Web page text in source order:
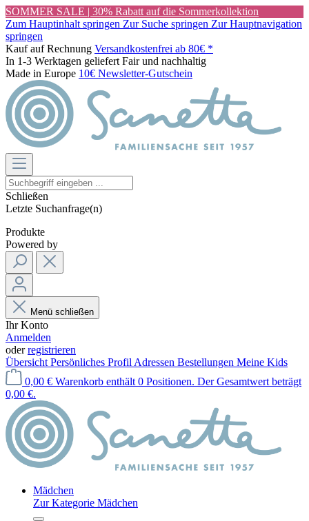
SOMMER SALE | 30% Rabatt auf die Sommerkollektion
Zum Hauptinhalt springen Zur Suche springen Zur Hauptnavigation
springen
Kauf auf Rechnung Versandkostenfrei ab 80€ *
In 1-3 Werktagen geliefert Fair und nachhaltig
Made in Europe 10€ Newsletter-Gutschein
Schließen
Letzte Suchanfrage(n)
Produkte
Powered by
Menü schließen
Ihr Konto
Anmelden
oderregistrieren
Übersicht Persönliches Profil Adressen Bestellungen Meine Kids
0,00 € Warenkorb enthält 0 Positionen. Der Gesamtwert beträgt
0,00 €.
Mädchen
Zur Kategorie Mädchen